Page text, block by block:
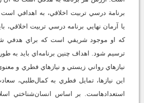
برنامة درسي تربيت اخلاقي، به اهدافي
يا آرمان نهايي برنامه درسي تربيت اخلاقي،
كه او موجود شريفي است كه براي هدفي
ترسيم شود. اهداف چنين برنامه‌اي بايد به
نيازهاي رواني زيستي و نيازهاي فطري و
اين نيازها، تمايل فطري به كمال‌طلبي،
استعدادهاست. بر اساس انسان‌شناختي